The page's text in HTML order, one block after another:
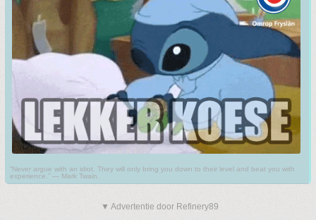
“Never argue with an idiot. They will only bring you down to their level and beat you with
experience.” ― Mark Twain.
▼ Advertentie door Refinery89